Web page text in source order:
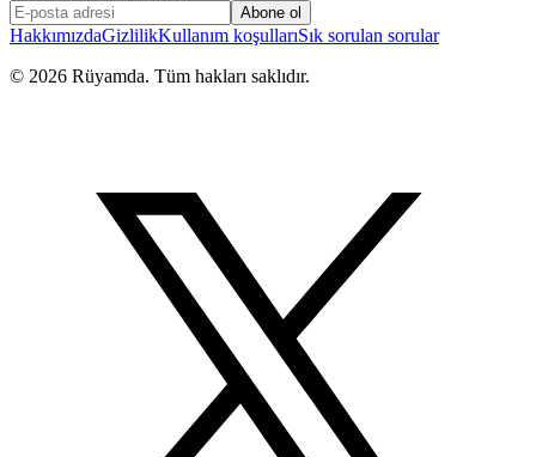
Abone ol
HakkımızdaGizlilikKullanım koşullarıSık sorulan sorular
© 2026 Rüyamda. Tüm hakları saklıdır.